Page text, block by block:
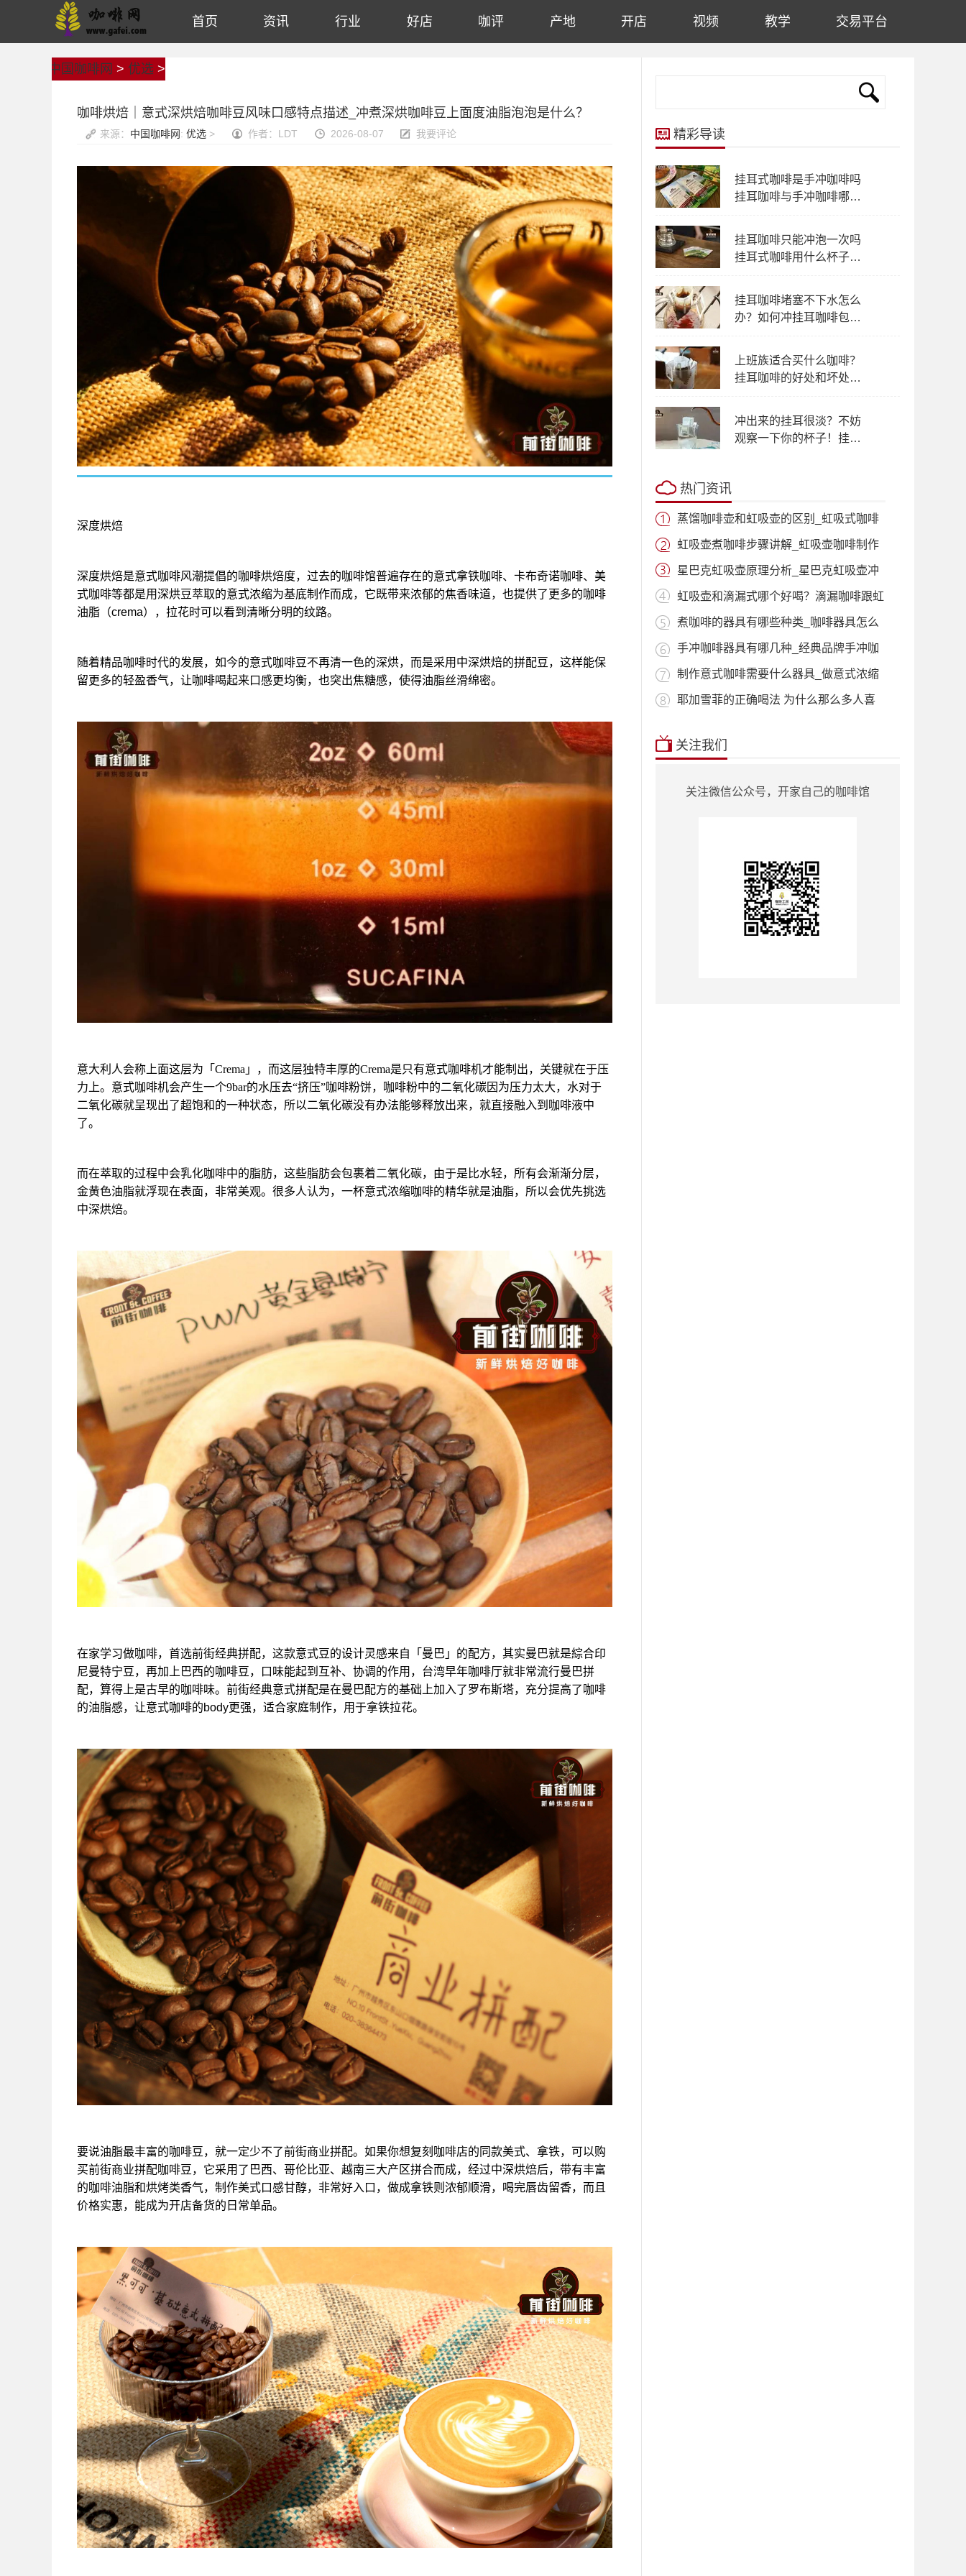
首页 资讯 行业 好店 咖评 产地 开店 视频 教学 交易平台
中国咖啡网 > 优选 >
咖啡烘焙｜意式深烘焙咖啡豆风味口感特点描述_冲煮深烘咖啡豆上面度油脂泡泡是什么？
来源： 中国咖啡网: 优选 > 作者：LDT 2026-08-07 我要评论
深度烘焙
深度烘焙是意式咖啡风潮提倡的咖啡烘焙度，过去的咖啡馆普遍存在的意式拿铁咖啡、卡布奇诺咖啡、美
式咖啡等都是用深烘豆萃取的意式浓缩为基底制作而成，它既带来浓郁的焦香味道，也提供了更多的咖啡
油脂（crema），拉花时可以看到清晰分明的纹路。
随着精品咖啡时代的发展，如今的意式咖啡豆不再清一色的深烘，而是采用中深烘焙的拼配豆，这样能保
留更多的轻盈香气，让咖啡喝起来口感更均衡，也突出焦糖感，使得油脂丝滑绵密。
意大利人会称上面这层为「Crema」，而这层独特丰厚的Crema是只有意式咖啡机才能制出，关键就在于压
力上。意式咖啡机会产生一个9bar的水压去“挤压”咖啡粉饼，咖啡粉中的二氧化碳因为压力太大，水对于
二氧化碳就呈现出了超饱和的一种状态，所以二氧化碳没有办法能够释放出来，就直接融入到咖啡液中
了。
而在萃取的过程中会乳化咖啡中的脂肪，这些脂肪会包裹着二氧化碳，由于是比水轻，所有会渐渐分层，
金黄色油脂就浮现在表面，非常美观。 很多人认为，一杯意式浓缩咖啡的精华就是油脂，所以会优先挑选
中深烘焙。
在家学习做咖啡，首选前街经典拼配，这款意式豆的设计灵感来自「曼巴」的配方，其实曼巴就是綜合印
尼曼特宁豆，再加上巴西的咖啡豆，口味能起到互补、协调的作用，台湾早年咖啡厅就非常流行曼巴拼
配，算得上是古早的咖啡味。前街经典意式拼配是在曼巴配方的基础上加入了罗布斯塔，充分提高了咖啡
的油脂感，让意式咖啡的body更强，适合家庭制作，用于拿铁拉花。
要说油脂最丰富的咖啡豆，就一定少不了前街商业拼配。如果你想复刻咖啡店的同款美式、拿铁，可以购
买前街商业拼配咖啡豆，它采用了巴西、哥伦比亚、越南三大产区拼合而成，经过中深烘焙后，带有丰富
的咖啡油脂和烘烤类香气，制作美式口感甘醇，非常好入口，做成拿铁则浓郁顺滑，喝完唇齿留香，而且
价格实惠，能成为开店备货的日常单品。
精彩导读
挂耳式咖啡是手冲咖啡吗
挂耳咖啡与手冲咖啡哪个
挂耳咖啡只能冲泡一次吗
挂耳式咖啡用什么杯子冲
挂耳咖啡堵塞不下水怎么
办？如何冲挂耳咖啡包不
上班族适合买什么咖啡？
挂耳咖啡的好处和坏处有
效作用
冲出来的挂耳很淡？不妨
观察一下你的杯子！挂耳
热门资讯
蒸馏咖啡壶和虹吸壶的区别_虹吸式咖啡
壶适虹吸壶煮咖啡步骤讲解_虹吸壶咖啡制作
过程星巴克虹吸壶原理分析_星巴克虹吸壶冲
泡咖虹吸壶和滴漏式哪个好喝？滴漏咖啡跟虹
吸咖煮咖啡的器具有哪些种类_咖啡器具怎么
用_什手冲咖啡器具有哪几种_经典品牌手冲咖
啡器制作意式咖啡需要什么器具_做意式浓缩
咖啡耶加雪菲的正确喝法 为什么那么多人喜
本站推荐: 星巴克菜单2018价目表
啡 | 曼特宁 |
单品咖啡种类 | 90+咖啡豆 | 罗蜜奇
关注我们
关注微信公众号，开家自己的咖啡馆